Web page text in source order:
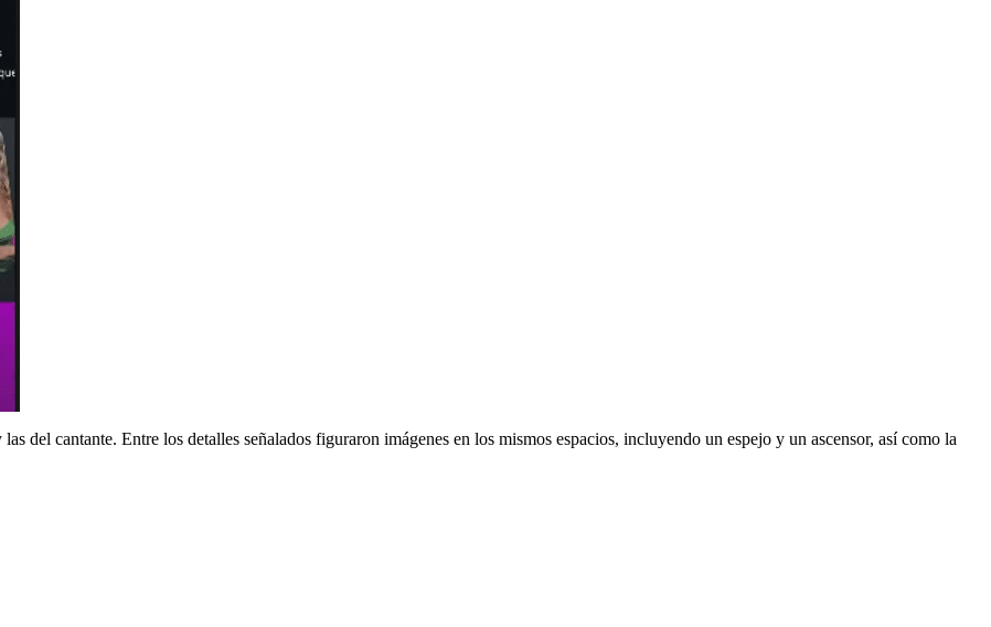
del cantante. Entre los detalles señalados figuraron imágenes en los mismos espacios, incluyendo un espejo y un ascensor, así como la